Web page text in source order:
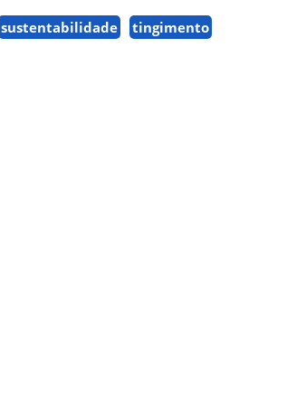
sustentabilidade tingimento